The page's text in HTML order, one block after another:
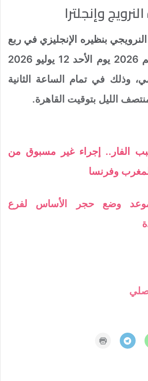
وإنجلترا
بنظيره الإنجليزي في ربع
نهائي كأس العالم 2026 يوم الأحد 12 يوليو 2026
وذلك في تمام الساعة الثانية
الليل بتوقيت القاهرة.
الفار.. إجراء غير مسبوق من
وفرنسا
موعد وضع حجر الأساس لفرع